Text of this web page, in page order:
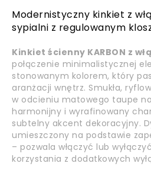
Modernistyczny kinkiet z
sypialni z regulowanym
Kinkiet ścienny KARBON z
połączenie minimalistycznej
stonowanym kolorem, który
aranżacji wnętrz. Smukła,
w odcieniu matowego taupe
harmonijny i wyrafinowany
subtelny akcent dekoracyjny.
umieszczony na podstawie
– pozwala włączyć lub
korzystania z dodatkowych